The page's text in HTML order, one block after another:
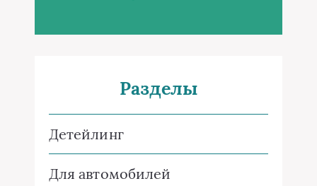
Разделы
Детейлинг
Для автомобилей